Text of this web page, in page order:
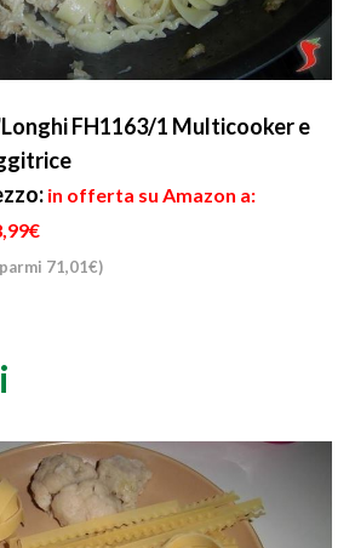
FH1163/1 Multicooker e
in offerta su Amazon a:
71,01€)